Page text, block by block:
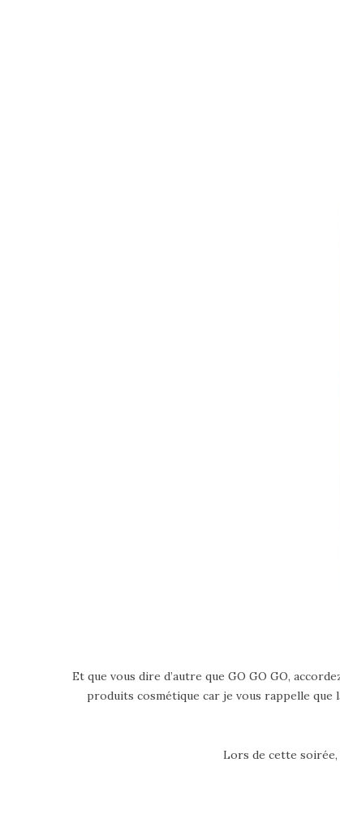
Et que vous dire d’autre que GO GO GO,
produits cosmétique car je vous rappelle que
Lors de cette soirée,